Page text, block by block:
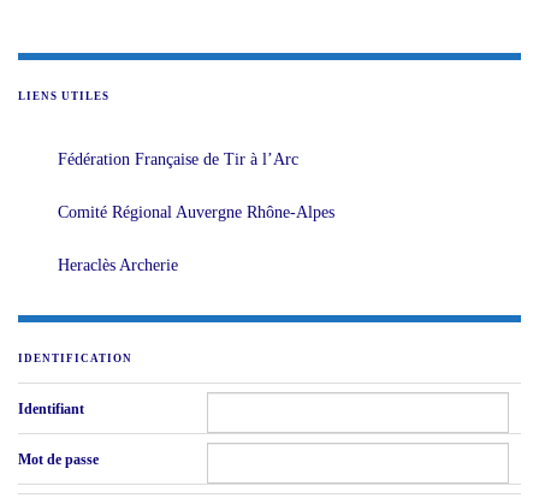
LIENS UTILES
Fédération Française de Tir à l’Arc
Comité Régional Auvergne Rhône-Alpes
Heraclès Archerie
IDENTIFICATION
Identifiant
Mot de passe